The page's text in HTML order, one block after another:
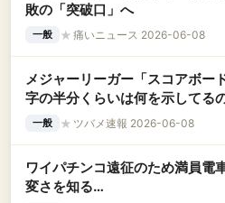
敗の「突破口」へ
一般 ★ 痛いニュース 2026-06-08
メジャーリーガー「スコアボー
字の半分くらいは何を示してる
一般 ★ ツバメ速報 2026-06-08
ワイパチンコ遠征のため満員電
変さを知る…